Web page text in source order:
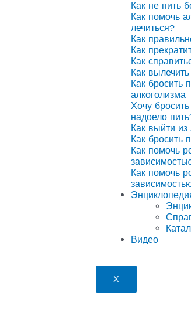
Как не пить
Как помочь
лечиться?
Как
Как
Как
Как
Как бросить
алкоголизма
Хочу
надоело
Как выйти из
Как бросить
Как помочь
Как помочь
Видео
X